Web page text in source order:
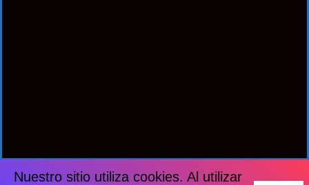
Nuestro sitio utiliza cookies. Al utilizar